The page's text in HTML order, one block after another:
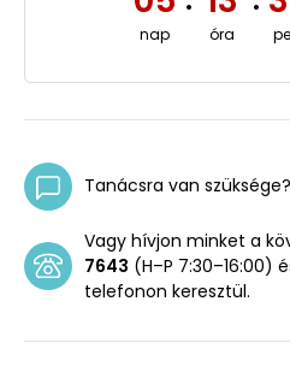
nap óra
Tanácsra van szüksége?
Vagy hívjon minket a
7643 (H–P 7:30–16:00)
telefonon keresztül.